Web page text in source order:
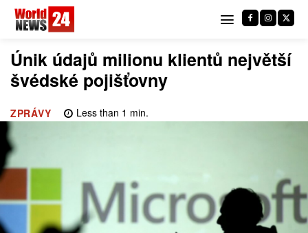
Únik údajů milionu klientů největší
švédské pojišťovny
ZPRÁVY Less than 1 min.